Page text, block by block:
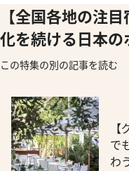
【全国各地の注
化を続ける日本の
この特集の別の記事を読む
で
わ